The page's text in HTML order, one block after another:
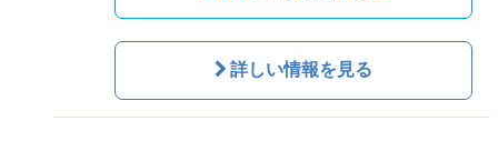
詳しい情報を見る